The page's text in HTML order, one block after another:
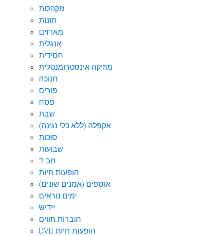
מקהלות
חזנות
מארזים
אנגלית
חסידית
מוזיקה אינסטרומנטלית
חנוכה
פורים
פסח
שבת
אקפלה (ללא כלי נגינה)
סוכות
שבועות
חב"ד
הופעות חיות
אוספים (אמנים שונים)
ימים נוראים
יידיש
חוברות תווים
DVD הופעות חיות